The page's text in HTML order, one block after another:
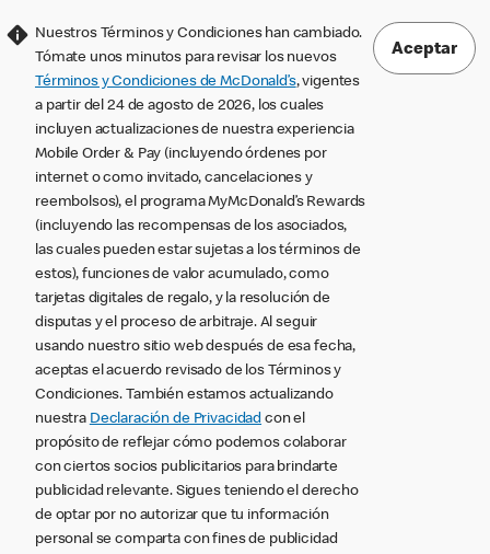
Nuestros Términos y Condiciones han cambiado.
Tómate unos minutos para revisar los nuevos
Términos y Condiciones de McDonald’s, vigentes
a partir del 24 de agosto de 2026, los cuales
incluyen actualizaciones de nuestra experiencia
Mobile Order & Pay (incluyendo órdenes por
internet o como invitado, cancelaciones y
reembolsos), el programa MyMcDonald’s Rewards
(incluyendo las recompensas de los asociados,
las cuales pueden estar sujetas a los términos de
estos), funciones de valor acumulado, como
tarjetas digitales de regalo, y la resolución de
disputas y el proceso de arbitraje. Al seguir
usando nuestro sitio web después de esa fecha,
aceptas el acuerdo revisado de los Términos y
Condiciones. También estamos actualizando
nuestra Declaración de Privacidad con el
propósito de reflejar cómo podemos colaborar
con ciertos socios publicitarios para brindarte
publicidad relevante. Sigues teniendo el derecho
de optar por no autorizar que tu información
personal se comparta con fines de publicidad
Aceptar